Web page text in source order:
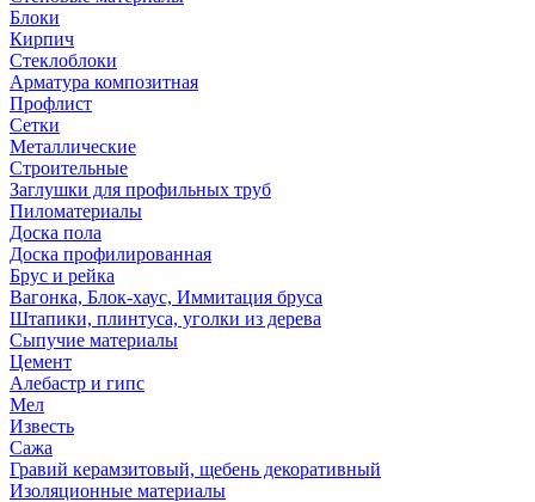
Блоки
Кирпич
Стеклоблоки
Арматура композитная
Профлист
Сетки
Металлические
Строительные
Заглушки для профильных труб
Пиломатериалы
Доска пола
Доска профилированная
Брус и рейка
Вагонка, Блок-хаус, Иммитация бруса
Штапики, плинтуса, уголки из дерева
Сыпучие материалы
Цемент
Алебастр и гипс
Мел
Известь
Сажа
Гравий керамзитовый, щебень декоративный
Изоляционные материалы